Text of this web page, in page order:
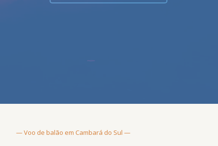
— Voo de balão em Cambará do Sul —